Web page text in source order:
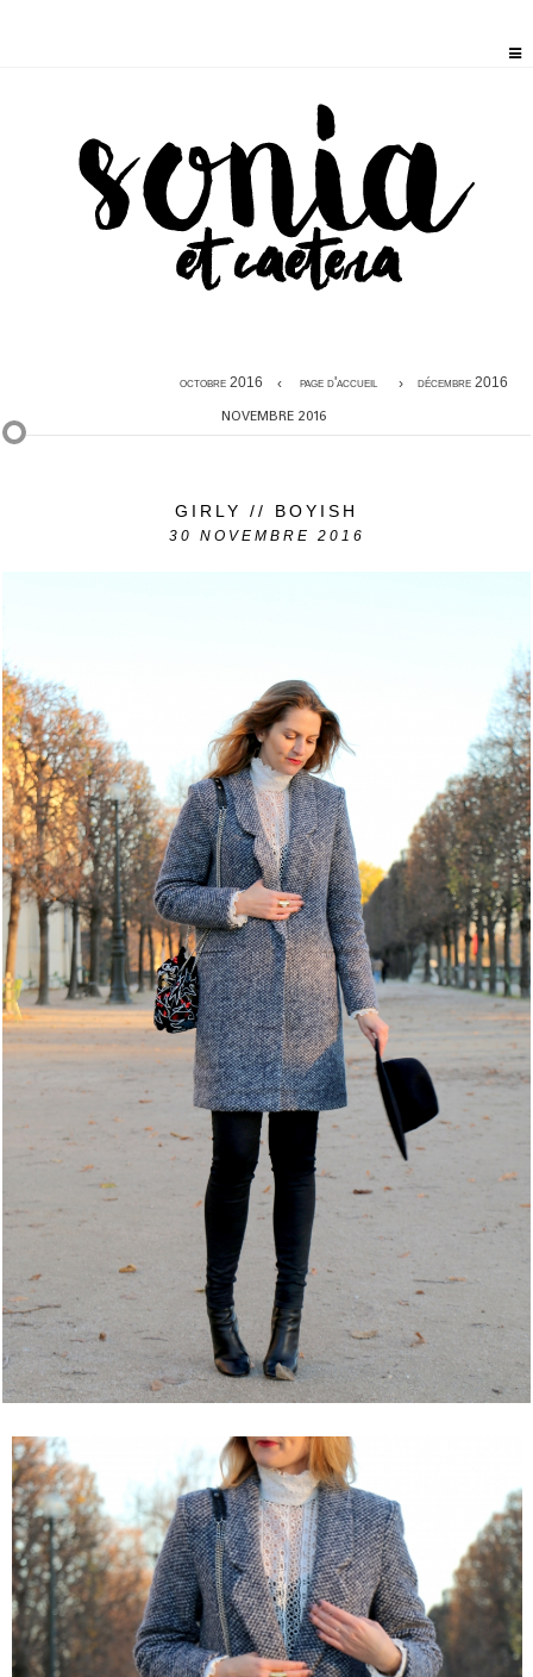
octobre 2016 page d'accueil décembre 2016
NOVEMBRE 2016
GIRLY // BOYISH
30 NOVEMBRE 2016